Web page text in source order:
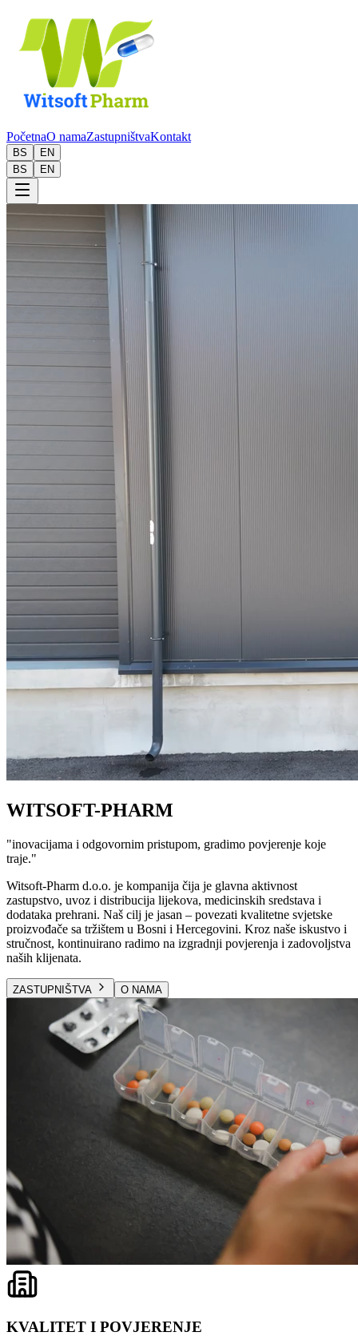
PočetnaO namaZastupništvaKontakt
BS
EN
BS
EN
WITSOFT-PHARM
"inovacijama i odgovornim pristupom, gradimo povjerenje koje
traje."
Witsoft-Pharm d.o.o. je kompanija čija je glavna aktivnost
zastupstvo, uvoz i distribucija lijekova, medicinskih sredstava i
dodataka prehrani. Naš cilj je jasan – povezati kvalitetne svjetske
proizvođače sa tržištem u Bosni i Hercegovini. Kroz naše iskustvo i
stručnost, kontinuirano radimo na izgradnji povjerenja i zadovoljstva
naših klijenata.
ZASTUPNIŠTVA O NAMA
KVALITET I POVJERENJE